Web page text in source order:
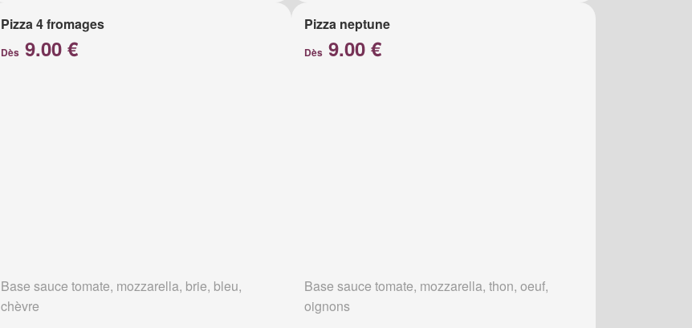
Pizza 4 fromages
Dès9.00 €
Base sauce tomate, mozzarella, brie, bleu,
chèvre
Pizza neptune
Dès 9.00 €
Base sauce tomate, mozzarella, thon, oeuf,
oignons